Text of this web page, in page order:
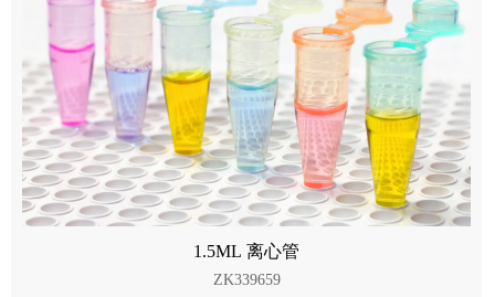
1.5ML 离心管
ZK339659